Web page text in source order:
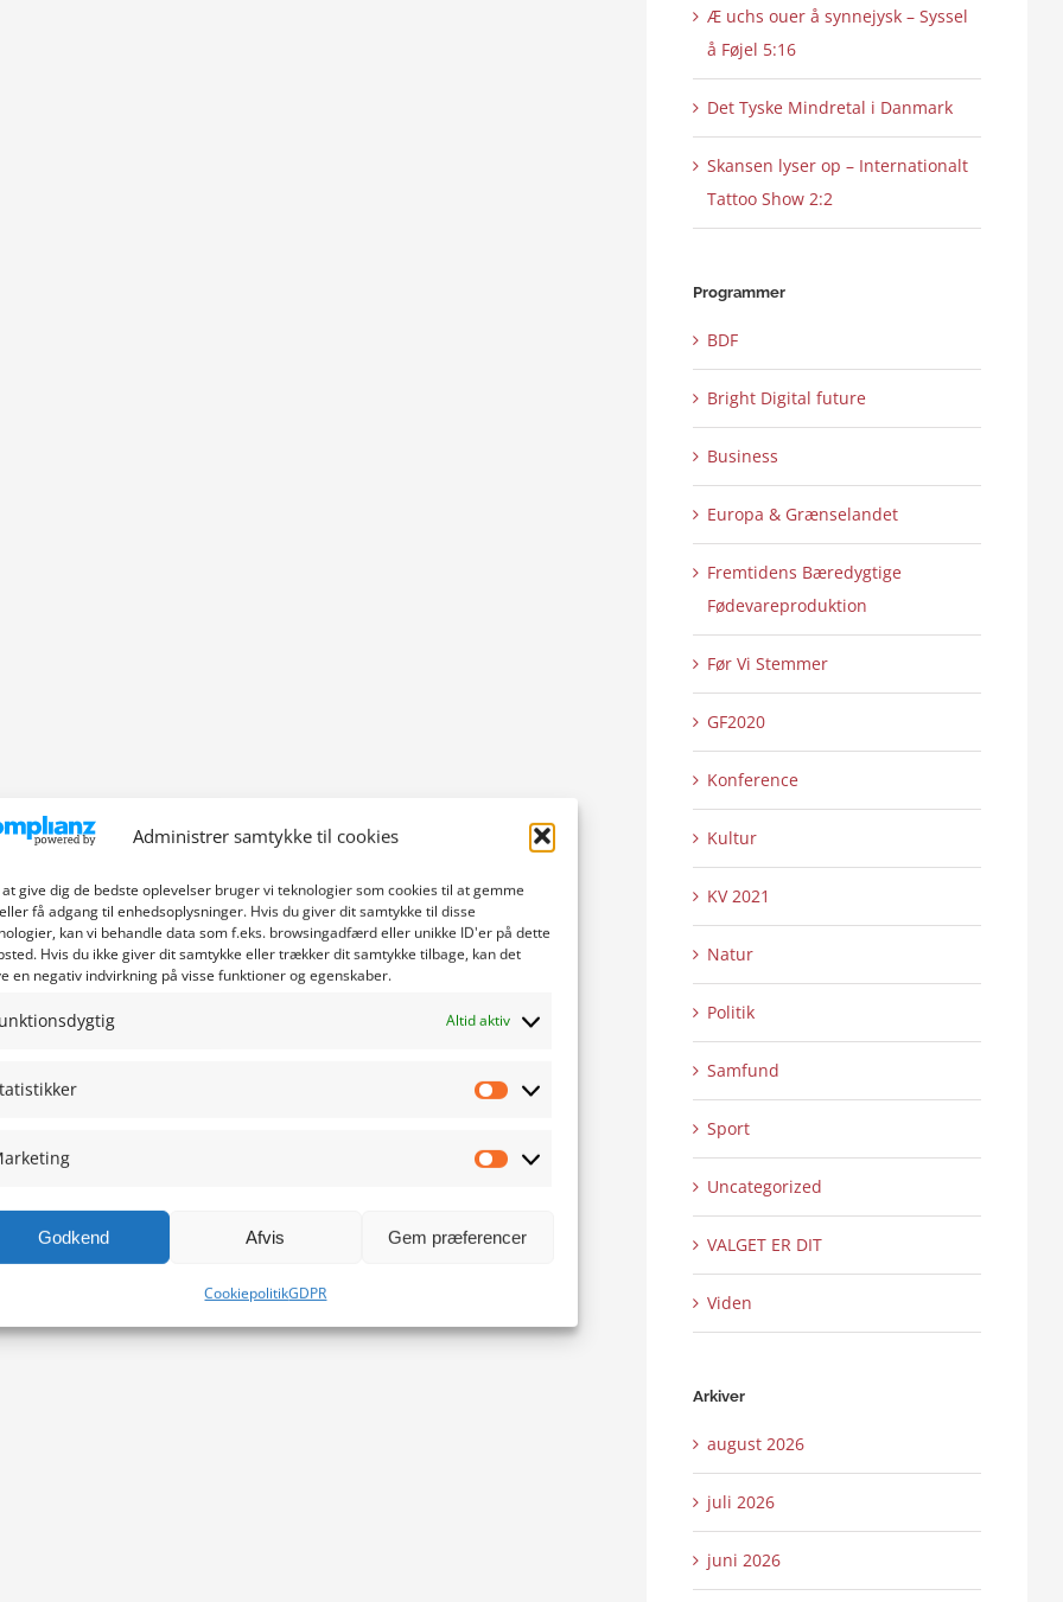
Administrer samtykke til cookies
at give dig de bedste oplevelser bruger vi teknologier som cookies til at gemme
få adgang til enhedsoplysninger. Hvis du giver dit samtykke til disse
kan vi behandle data som f.eks. browsingadfærd eller unikke ID'er på dette
Hvis du ikke giver dit samtykke eller trækker dit samtykke tilbage, kan det
en negativ indvirkning på visse funktioner og egenskaber.
Altid aktiv
Godkend Afvis Gem præferencer
CookiepolitikGDPR
Æ uchs ouer å synnejysk – Syssel
å Føjel 5:16
Det Tyske Mindretal i Danmark
Skansen lyser op – Internationalt
Tattoo Show 2:2
Programmer
BDF
Bright Digital future
Business
Europa & Grænselandet
Fremtidens Bæredygtige
Fødevareproduktion
Før Vi Stemmer
GF2020
Konference
Kultur
KV 2021
Natur
Politik
Samfund
Sport
Uncategorized
VALGET ER DIT
Viden
Arkiver
august 2026
juli 2026
juni 2026